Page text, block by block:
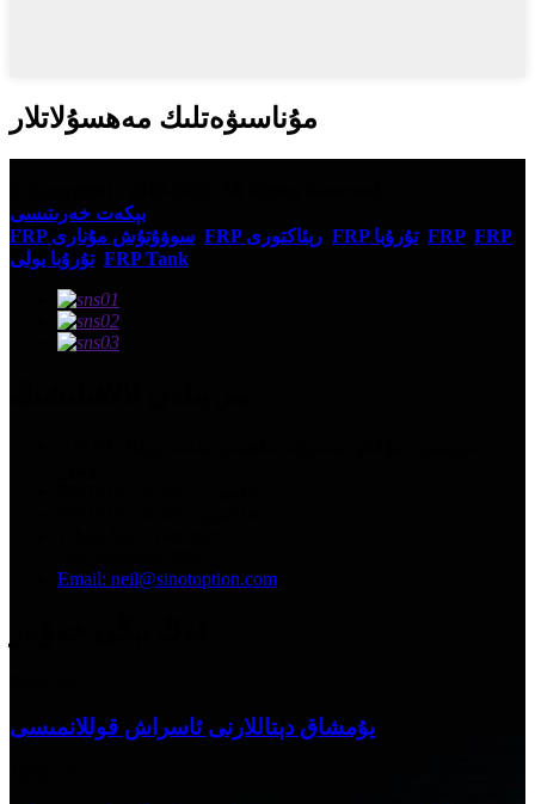
مۇناسىۋەتلىك مەھسۇلاتلار
بېكەت خەرىتىسى
FRP سوۋۇتۇش مۇنارى
FRP رېئاكتورى FRP تۇرۇبا, FRP, FRP
تۇرۇبا يولى, FRP Tank
Email: neil@sinotoption.com
يۇمشاق دېتاللارنى ئاسراش قوللانمىسى